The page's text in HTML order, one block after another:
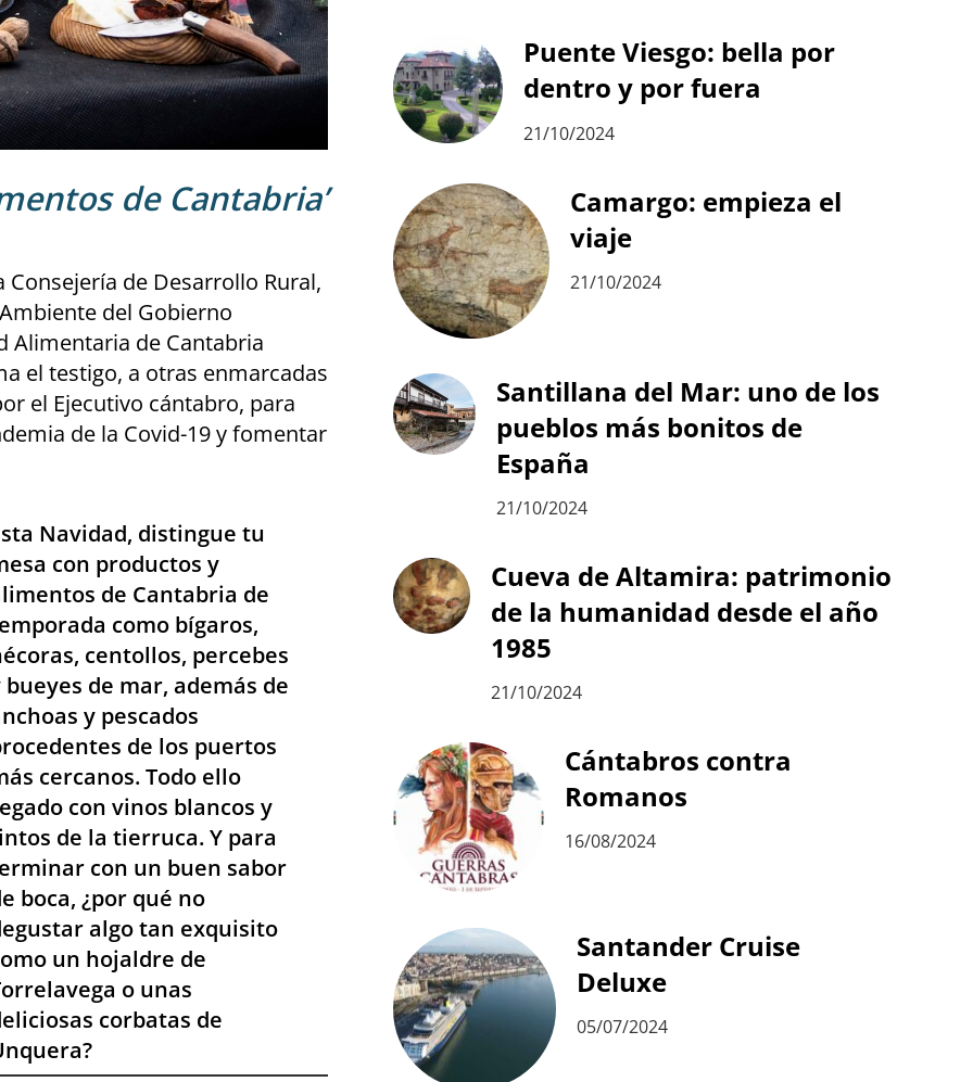
de Cantabria’
Consejería de Desarrollo Rural,
del Gobierno
Alimentaria de Cantabria
el testigo, a otras enmarcadas
el Ejecutivo cántabro, para
de la Covid-19 y fomentar
Navidad, distingue tu
con productos y
de Cantabria de
como bígaros,
centollos, percebes
bueyes de mar, además de
y pescados
de los puertos
cercanos. Todo ello
con vinos blancos y
de la tierruca. Y para
con un buen sabor
boca, ¿por qué no
algo tan exquisito
un hojaldre de
o unas
corbatas de
Puente Viesgo: bella por
dentro y por fuera
21/10/2024
Camargo: empieza el
viaje
21/10/2024
Santillana del Mar: uno de los
pueblos más bonitos de
España
21/10/2024
Cueva de Altamira: patrimonio
de la humanidad desde el año
1985
21/10/2024
Cántabros contra
Romanos
16/08/2024
Santander Cruise
Deluxe
05/07/2024